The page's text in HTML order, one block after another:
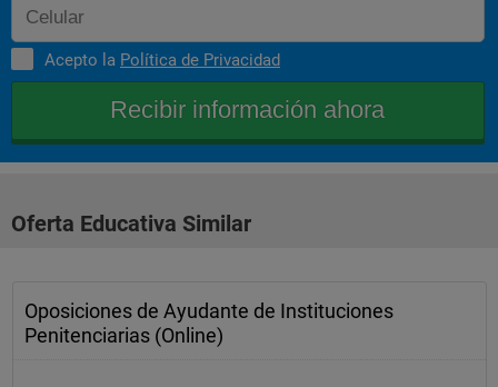
Acepto la Política de Privacidad
Oferta Educativa Similar
Oposiciones de Ayudante de Instituciones
Penitenciarias (Online)